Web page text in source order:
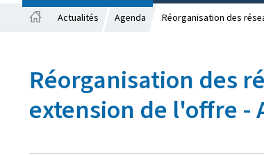
u
e
l
Actualités Agenda Réorganisation des
Réorganisation des
extension de l'offre -